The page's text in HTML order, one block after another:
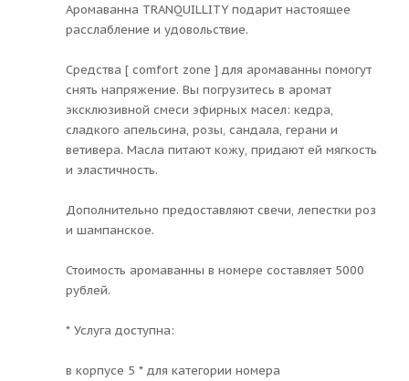
Аромаванна TRANQUILLITY подарит настоящее
расслабление и удовольствие.
Средства [ comfort zone ] для аромаванны помогут
снять напряжение. Вы погрузитесь в аромат
эксклюзивной смеси эфирных масел: кедра,
сладкого апельсина, розы, сандала, герани и
ветивера. Масла питают кожу, придают ей мягкость
и эластичность.
Дополнительно предоставляют свечи, лепестки роз
и шампанское.
Стоимость аромаванны в номере составляет 5000
рублей.
* Услуга доступна:
в корпусе 5 * для категории номера